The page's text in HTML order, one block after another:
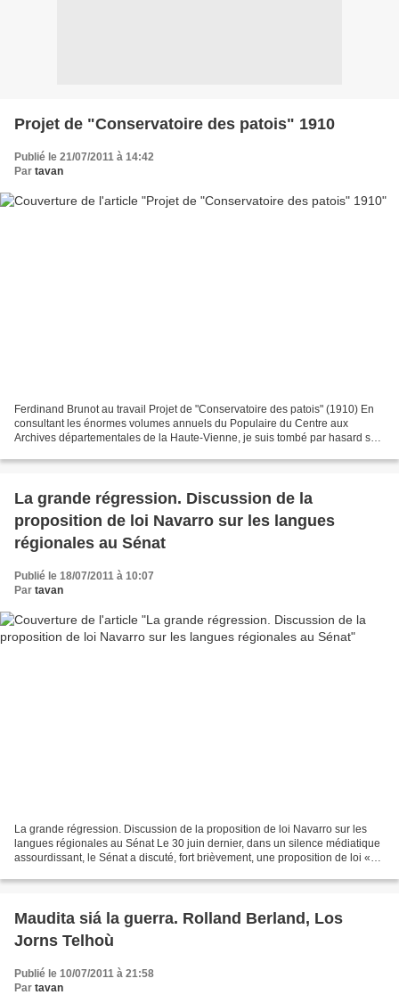
Projet de "Conservatoire des patois" 1910
Publié le 21/07/2011 à 14:42
Par tavan
Ferdinand Brunot au travail Projet de "Conservatoire des patois" (1910) En
consultant les énormes volumes annuels du Populaire du Centre aux
Archives départementales de la Haute-Vienne, je suis tombé par hasard sur
La grande régression. Discussion de la
proposition de loi Navarro sur les langues
régionales au Sénat
Publié le 18/07/2011 à 10:07
Par tavan
La grande régression. Discussion de la proposition de loi Navarro sur les
langues régionales au Sénat Le 30 juin dernier, dans un silence médiatique
assourdissant, le Sénat a discuté, fort brièvement, une proposition de loi «
Maudita siá la guerra. Rolland Berland, Los
Jorns Telhoù
Publié le 10/07/2011 à 21:58
Par tavan